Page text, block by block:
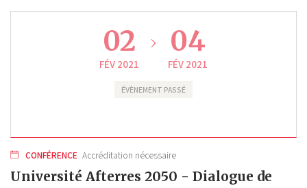
02
FÉV 2021
04
FÉV 2021
ÉVÈNEMENT PASSÉ
CONFÉRENCE Accréditation nécessaire
Université Afterres 2050 - Dialogue de